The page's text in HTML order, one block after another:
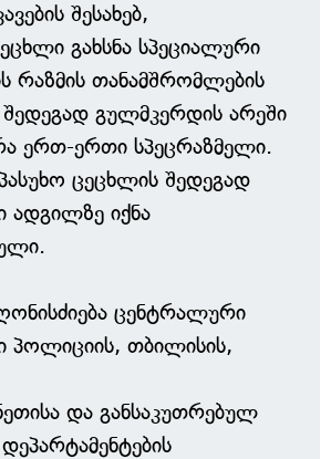
შესახებ,
გახსნა სპეციალური
რაზმის თანამშრომლების
გულმკერდის არეში
ერთ-ერთი სპეცრაზმელი.
ცეცხლის შედეგად
ადგილზე იქნა
ცენტრალური
პოლიციის, თბილისის,
და განსაკუთრებულ